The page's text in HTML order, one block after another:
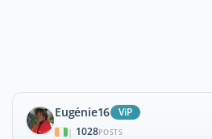
Eugénie16 ViP
| 1028POSTS